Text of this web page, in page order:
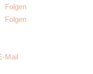
Folgen
Folgen
Mail